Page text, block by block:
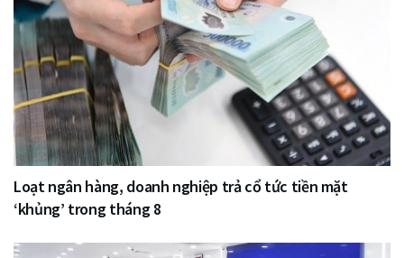
Loạt ngân hàng, doanh nghiệp trả cổ tức tiền mặt
‘khủng’ trong tháng 8